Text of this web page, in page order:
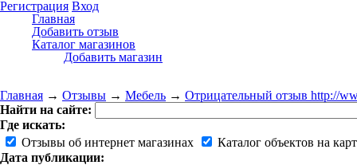
Регистрация Вход
Главная
Добавить отзыв
Каталог магазинов
Добавить магазин
Главная → Отзывы → Мебель → Отрицательный отзыв http://
Найти на сайте:
Где искать:
Отзывы об интернет магазинах
Каталог объектов на
Дата публикации: